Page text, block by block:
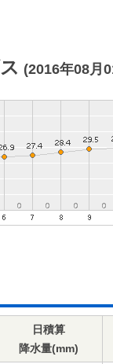
(2016年08月
日積算
降水量(mm)